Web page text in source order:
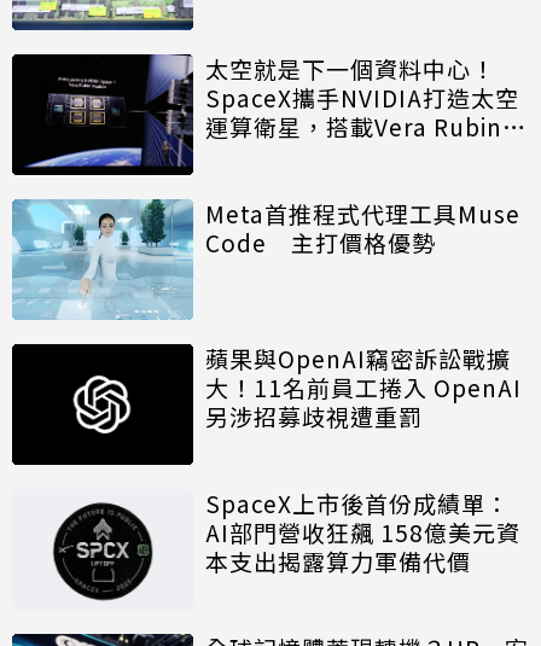
太空就是下一個資料中心！
SpaceX攜手NVIDIA打造太空
運算衛星，搭載Vera Rubin運
Meta首推程式代理工具Muse
Code 主打價格優勢
蘋果與OpenAI竊密訴訟戰擴
大！11名前員工捲入 OpenAI
另涉招募歧視遭重罰
SpaceX上市後首份成績單：
AI部門營收狂飆 158億美元資
本支出揭露算力軍備代價